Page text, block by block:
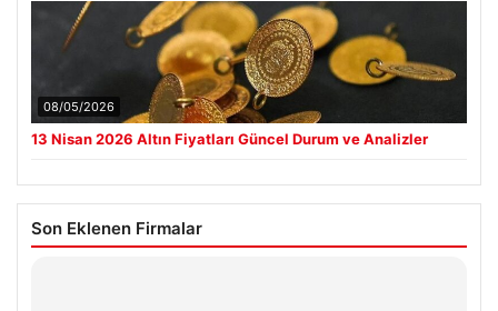
08/05/2026
13 Nisan 2026 Altın Fiyatları Güncel Durum ve Analizler
Son Eklenen Firmalar